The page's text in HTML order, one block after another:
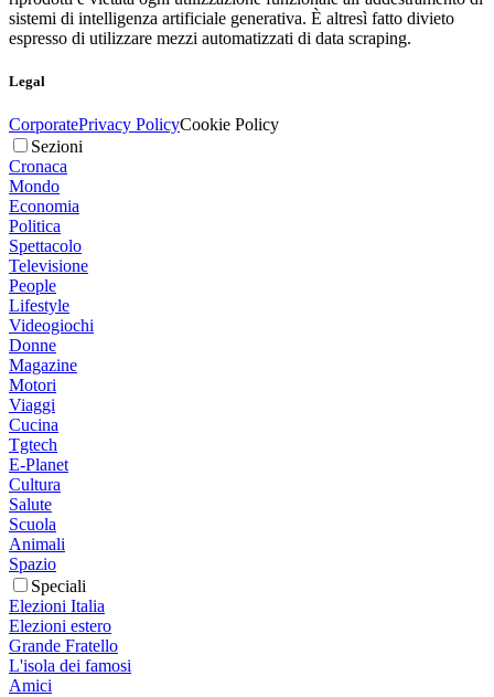
sistemi di intelligenza artificiale generativa. È altresì fatto divieto
espresso di utilizzare mezzi automatizzati di data scraping.
Legal
CorporatePrivacy PolicyCookie Policy
Sezioni
Cronaca
Mondo
Economia
Politica
Spettacolo
Televisione
People
Lifestyle
Videogiochi
Donne
Magazine
Motori
Viaggi
Cucina
Tgtech
E-Planet
Cultura
Salute
Scuola
Animali
Spazio
Speciali
Elezioni Italia
Elezioni estero
Grande Fratello
L'isola dei famosi
Amici